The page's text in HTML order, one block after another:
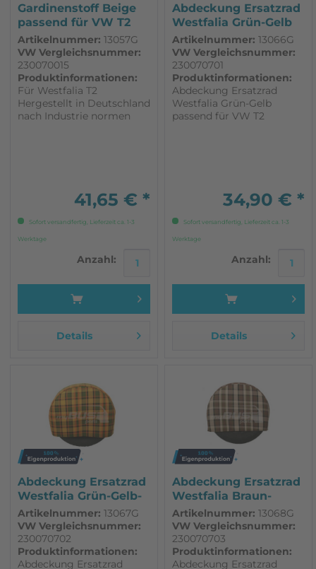
Gardinenstoff Beige
passend für VW T2
Westfalia
Artikelnummer: 13057G
VW Vergleichsnummer:
230070015
Produktinformationen:
Für Westfalia T2
Hergestellt in Deutschland
nach Industrie normen
41,65 € *
Sofort versandfertig, Lieferzeit ca. 1-3
Werktage
Anzahl:
Details
Abdeckung Ersatzrad
Westfalia Grün-Gelb
passend...
Artikelnummer: 13066G
VW Vergleichsnummer:
230070701
Produktinformationen:
Abdeckung Ersatzrad
Westfalia Grün-Gelb
passend für VW T2
34,90 € *
Sofort versandfertig, Lieferzeit ca. 1-3
Werktage
Anzahl:
Details
Abdeckung Ersatzrad
Westfalia Grün-Gelb-
Rot...
Artikelnummer: 13067G
VW Vergleichsnummer:
230070702
Produktinformationen:
Abdeckung Ersatzrad
Abdeckung Ersatzrad
Westfalia Braun-
Beige...
Artikelnummer: 13068G
VW Vergleichsnummer:
230070703
Produktinformationen:
Abdeckung Ersatzrad